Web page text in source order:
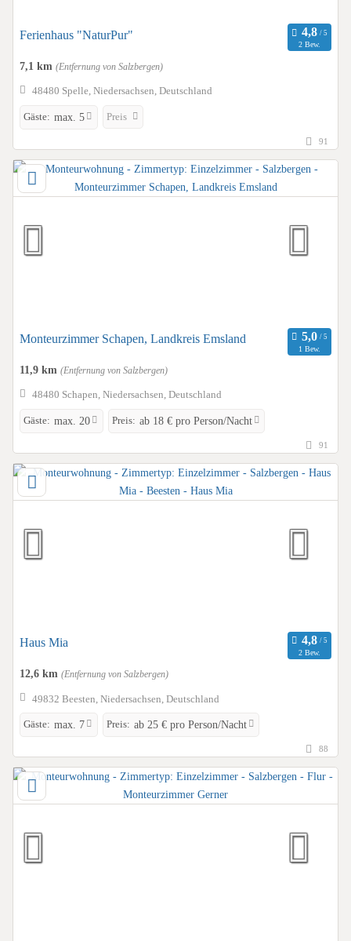
Ferienhaus "NaturPur"
2 Bew.
7,1 km (Entfernung von Salzbergen)
48480 Spelle, Niedersachsen, Deutschland
Gäste: max. 5 Preis
91
Monteurzimmer Schapen, Landkreis Emsland
1 Bew.
11,9 km (Entfernung von Salzbergen)
48480 Schapen, Niedersachsen, Deutschland
Gäste: max. 20 Preis: ab 18 € pro Person/Nacht
91
Haus Mia
2 Bew.
12,6 km (Entfernung von Salzbergen)
49832 Beesten, Niedersachsen, Deutschland
Gäste: max. 7 Preis: ab 25 € pro Person/Nacht
88